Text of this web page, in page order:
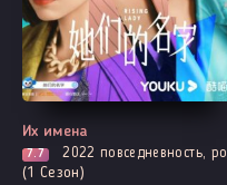
Все серии
Их имена
7.7 2022 повседневность, романтика
(1 Сезон)